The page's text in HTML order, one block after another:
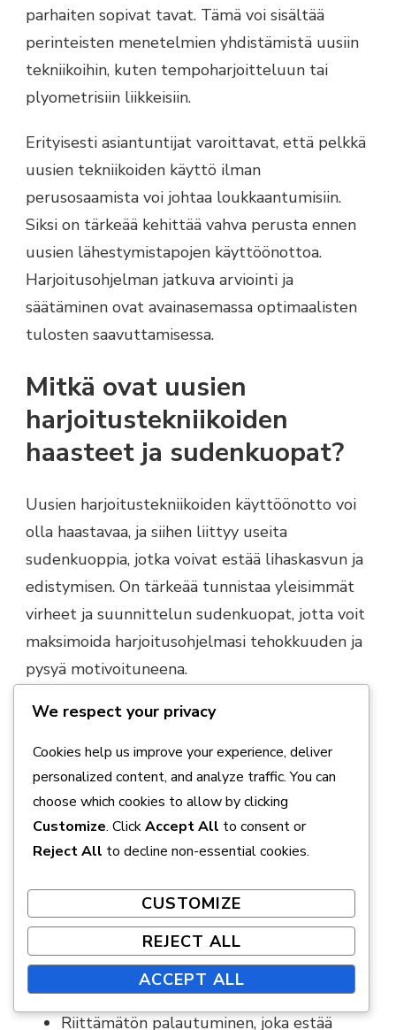
parhaiten sopivat tavat. Tämä voi sisältää
perinteisten menetelmien yhdistämistä uusiin
tekniikoihin, kuten tempoharjoitteluun tai
plyometrisiin liikkeisiin.
Erityisesti asiantuntijat varoittavat, että pelkkä
uusien tekniikoiden käyttö ilman
perusosaamista voi johtaa loukkaantumisiin.
Siksi on tärkeää kehittää vahva perusta ennen
uusien lähestymistapojen käyttöönottoa.
Harjoitusohjelman jatkuva arviointi ja
säätäminen ovat avainasemassa optimaalisten
tulosten saavuttamisessa.
Mitkä ovat uusien
harjoitustekniikoiden
haasteet ja sudenkuopat?
Uusien harjoitustekniikoiden käyttöönotto voi
olla haastavaa, ja siihen liittyy useita
sudenkuoppia, jotka voivat estää lihaskasvun ja
edistymisen. On tärkeää tunnistaa yleisimmät
virheet ja suunnittelun sudenkuopat, jotta voit
maksimoida harjoitusohjelmasi tehokkuuden ja
pysyä motivoituneena.
Yleisimmät virheet uusien
tekniikoiden käytössä
Uusien harjoitustekniikoiden käyttöönotossa on
helppo tehdä virheitä, jotka voivat hidastaa
edistymistä. Yleisimmät virheet sisältävät:
ylikuormitukseen ja loukkaantumisiin.
Tekniikan huono hallinta, mikä voi
aiheuttaa vääränlaista rasitusta lihaksille.
Riittämätön palautuminen, joka estää
We respect your privacy
Cookies help us improve your experience, deliver
personalized content, and analyze traffic. You can
choose which cookies to allow by clicking
Customize. ClickAccept All to consent or
Reject All to decline non-essential cookies.
CUSTOMIZE
REJECT ALL
ACCEPT ALL